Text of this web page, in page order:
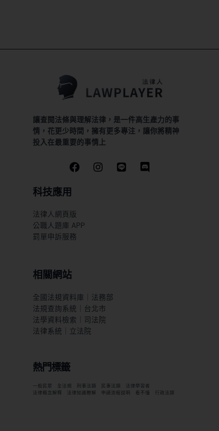
讓查閱法條與理解法律，是一件高生產力的事
情，花更少時間，擁有更多專注，讓你將精神
投入在最重要的事情上
科技應用
法律人網頁版
公職人題庫 APP
罰單申訴服務
相關網站
全國法規資料庫｜法務部
法規查詢系統｜台北市
法學資料檢索｜司法院
法律系統｜立法院
熱門標籤
一般民眾 全法規 刑事法類 民事法類
法律學習者
法律概念解釋
法律知識瞭解 申請流程說明 看不懂 行政法類